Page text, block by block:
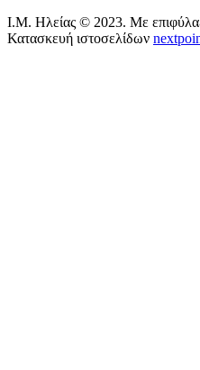
Ι.Μ. Ηλείας © 2023. Με
Κατασκευή ιστοσελίδων